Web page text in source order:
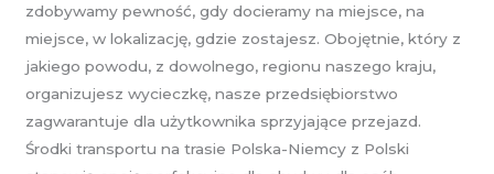
zdobywamy pewność, gdy docieramy na miejsce, na
miejsce, w lokalizację, gdzie zostajesz. Obojętnie, który z
jakiego powodu, z dowolnego, regionu naszego kraju,
organizujesz wycieczkę, nasze przedsiębiorstwo
zagwarantuje dla użytkownika sprzyjające przejazd.
Środki transportu na trasie Polska-Niemcy z Polski